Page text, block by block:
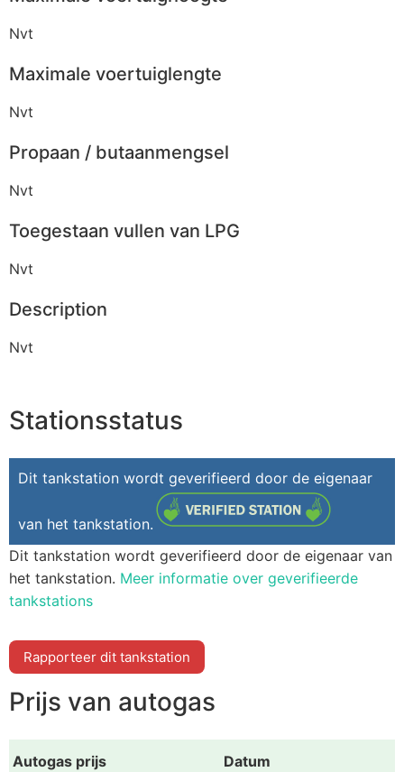
Nvt
Maximale voertuiglengte
Nvt
Propaan / butaanmengsel
Nvt
Toegestaan vullen van LPG
Nvt
Description
Nvt
Stationsstatus
Dit tankstation wordt geverifieerd door de eigenaar
van het tankstation.
Dit tankstation wordt geverifieerd door de eigenaar van
het tankstation. Meer informatie over geverifieerde
tankstations
Rapporteer dit tankstation
Prijs van autogas
Autogas prijs Datum